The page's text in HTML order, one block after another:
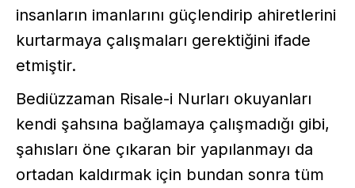
insanların imanlarını güçlendirip ahiretlerini
kurtarmaya çalışmaları gerektiğini ifade
etmiştir.
Bediüzzaman Risale-i Nurları okuyanları
kendi şahsına bağlamaya çalışmadığı gibi,
şahısları öne çıkaran bir yapılanmayı da
ortadan kaldırmak için bundan sonra tüm